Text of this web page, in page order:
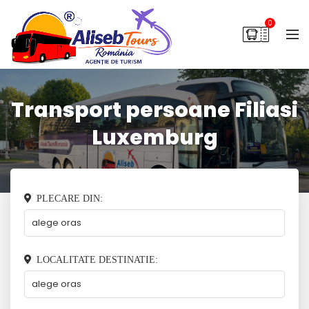
0
Transport persoane Filiasi
Luxemburg
PLECARE DIN:
LOCALITATE DESTINATIE: